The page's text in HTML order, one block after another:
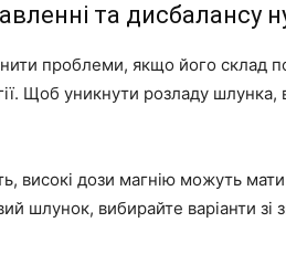
та дисбалансу
проблеми, якщо його склад
Щоб уникнути розладу шлунка,
високі дози магнію можуть мати
шлунок, вибирайте варіанти зі